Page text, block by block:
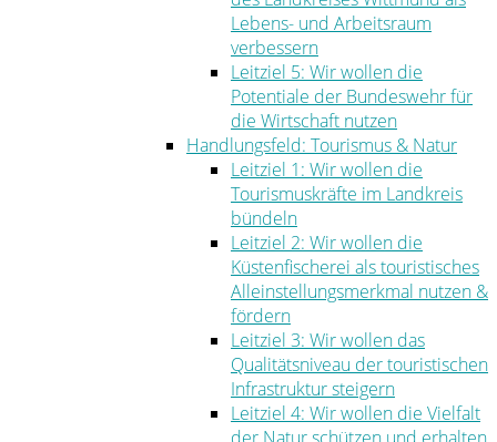
Lebens- und Arbeitsraum
verbessern
Leitziel 5: Wir wollen die
Potentiale der Bundeswehr für
die Wirtschaft nutzen
Handlungsfeld: Tourismus & Natur
Leitziel 1: Wir wollen die
Tourismuskräfte im Landkreis
bündeln
Leitziel 2: Wir wollen die
Küstenfischerei als touristisches
Alleinstellungsmerkmal nutzen &
fördern
Leitziel 3: Wir wollen das
Qualitätsniveau der touristischen
Infrastruktur steigern
Leitziel 4: Wir wollen die Vielfalt